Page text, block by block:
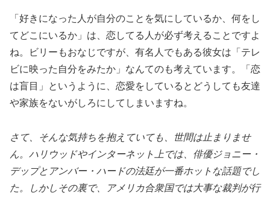
「好きになった人が自分のことを気にしているか、何をし
てどこにいるか」は、恋してる人が必ず考えることですよ
ね。ビリーもおなじですが、有名人でもある彼女は「テレ
ビに映った自分をみたか」なんてのも考えています。「恋
は盲目」というように、恋愛をしているとどうしても友達
や家族をないがしろにしてしまいますね。
さて、そんな気持ちを抱えていても、世間は止まりませ
ん。ハリウッドやインターネット上では、俳優ジョニー・
デップとアンバー・ハードの法廷が一番ホットな話題でし
た。しかしその裏で、アメリカ合衆国では大事な裁判が行